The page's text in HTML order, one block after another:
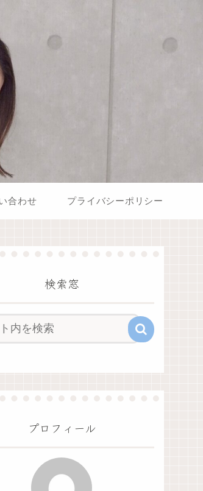
合わせ プライバシーポリシー
検索窓
プロフィール